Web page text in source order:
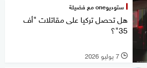
ستوديوone مع فضيلة
هل تحصل تركيا على مقاتلات "أف
35"؟
l 7 يوليو 2026